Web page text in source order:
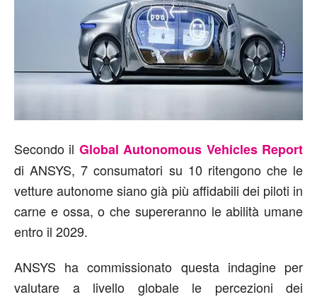
Secondo il Global Autonomous Vehicles Report
di ANSYS, 7 consumatori su 10 ritengono che le
vetture autonome siano già più affidabili dei piloti in
carne e ossa, o che supereranno le abilità umane
entro il 2029.
ANSYS ha commissionato questa indagine per
valutare a livello globale le percezioni dei